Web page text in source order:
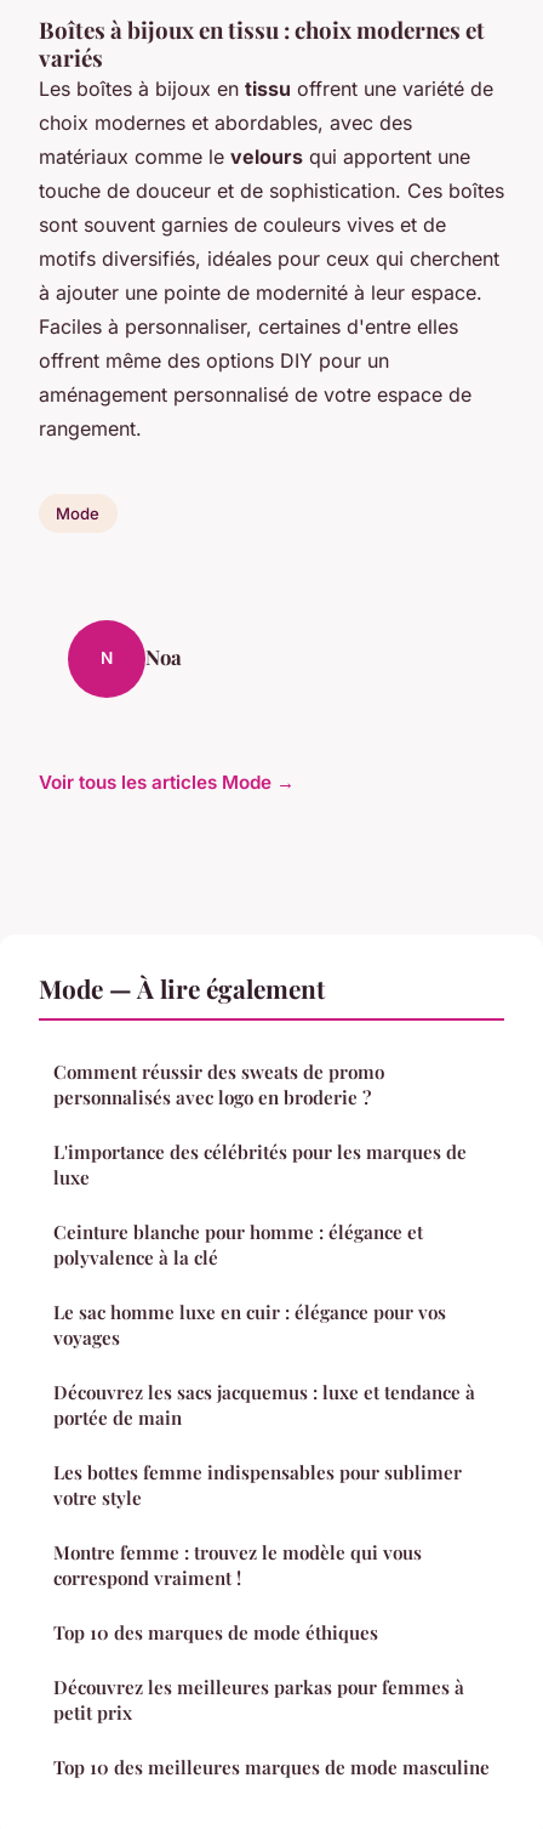
Boîtes à bijoux en tissu : choix modernes et
variés
Les boîtes à bijoux en tissu offrent une variété de
choix modernes et abordables, avec des
matériaux comme le velours qui apportent une
touche de douceur et de sophistication. Ces boîtes
sont souvent garnies de couleurs vives et de
motifs diversifiés, idéales pour ceux qui cherchent
à ajouter une pointe de modernité à leur espace.
Faciles à personnaliser, certaines d'entre elles
offrent même des options DIY pour un
aménagement personnalisé de votre espace de
rangement.
Mode
N Noa
Voir tous les articles Mode →
Mode — À lire également
Comment réussir des sweats de promo
personnalisés avec logo en broderie ?
L'importance des célébrités pour les marques de
luxe
Ceinture blanche pour homme : élégance et
polyvalence à la clé
Le sac homme luxe en cuir : élégance pour vos
voyages
Découvrez les sacs jacquemus : luxe et tendance à
portée de main
Les bottes femme indispensables pour sublimer
votre style
Montre femme : trouvez le modèle qui vous
correspond vraiment !
Top 10 des marques de mode éthiques
Découvrez les meilleures parkas pour femmes à
petit prix
Top 10 des meilleures marques de mode masculine